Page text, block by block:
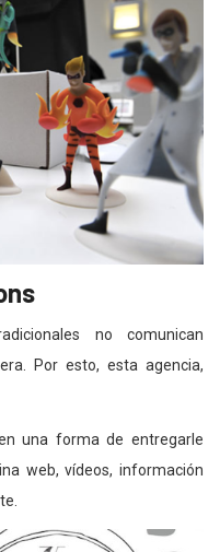
no comunican
Por esto, esta agencia,
una forma de entregarle
web, vídeos, información